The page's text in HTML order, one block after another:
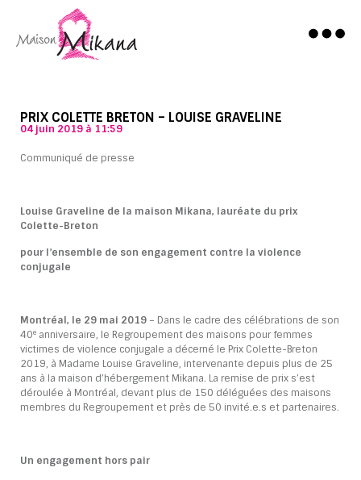
PRIX COLETTE BRETON – LOUISE GRAVELINE
04 juin 2019 à 11:59
Communiqué de presse
Louise Graveline de la maison Mikana, lauréate du prix
Colette-Breton
pour l’ensemble de son engagement contre la violence
conjugale
Montréal, le 29 mai 2019 – Dans le cadre des célébrations de son
40e anniversaire, le Regroupement des maisons pour femmes
victimes de violence conjugale a décerné le Prix Colette-Breton
2019, à Madame Louise Graveline, intervenante depuis plus de 25
ans à la maison d’hébergement Mikana. La remise de prix s’est
déroulée à Montréal, devant plus de 150 déléguées des maisons
membres du Regroupement et près de 50 invité.e.s et partenaires.
Un engagement hors pair